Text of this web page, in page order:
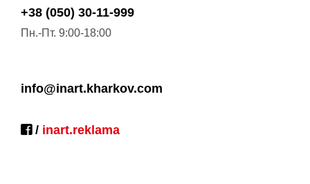
+38 (050) 30-11-999
Пн.-Пт. 9:00-18:00
info@inart.kharkov.com
/ inart.reklama